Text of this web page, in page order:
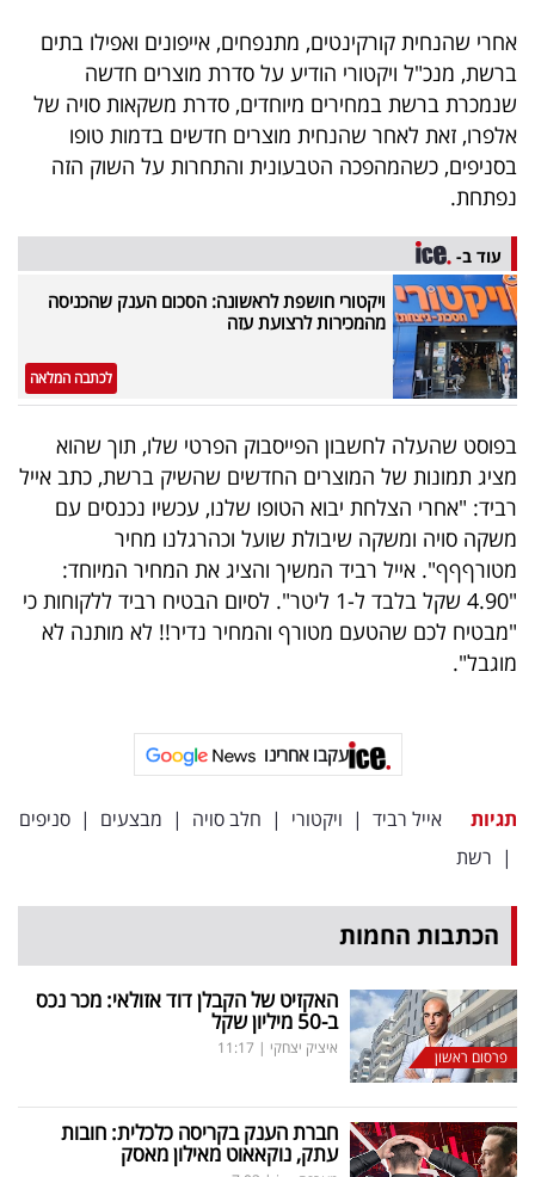
40
UNDER
40
פעולה
דרושים
ניוזלטרים
מייל
אדום
פרסמו
אחרי שהנחית קורקינטים, מתנפחים, אייפונים ואפילו בתים
ברשת, מנכ"ל ויקטורי הודיע על סדרת מוצרים חדשה
שנמכרת ברשת במחירים מיוחדים, סדרת משקאות סויה של
אלפרו, זאת לאחר שהנחית מוצרים חדשים בדמות טופו
בסניפים, כשהמהפכה הטבעונית והתחרות על השוק הזה
נפתחת.
עוד ב-
ויקטורי חושפת לראשונה: הסכום הענק שהכניסה
מהמכירות לרצועת עזה
לכתבה המלאה
בפוסט שהעלה לחשבון הפייסבוק הפרטי שלו, תוך שהוא
מציג תמונות של המוצרים החדשים שהשיק ברשת, כתב אייל
רביד: "אחרי הצלחת יבוא הטופו שלנו, עכשיו נכנסים עם
משקה סויה ומשקה שיבולת שועל וכהרגלנו מחיר
מטורףףף". אייל רביד המשיך והציג את המחיר המיוחד:
"4.90 שקל בלבד ל-1 ליטר". לסיום הבטיח רביד ללקוחות כי
"מבטיח לכם שהטעם מטורף והמחיר נדיר!! לא מותנה לא
מוגבל".
עקבו אחרינו
תגיות אייל רביד | ויקטורי | חלב סויה | מבצעים | סניפים
| רשת
הכתבות החמות
פרסום ראשון
האקזיט של הקבלן דוד אזולאי: מכר נכס
ב-50 מיליון שקל
איציק יצחקי |
11:17
חברת הענק בקריסה כלכלית: חובות
עתק, נוקאאוט מאילון מאסק